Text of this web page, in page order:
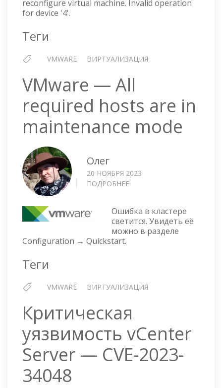
MACHINE
reconfigure virtual machine. Invalid operation
for device '4'.
Теги
VMWARE ВИРТУАЛИЗАЦИЯ
VMware — All
required hosts are in
maintenance mode
Олег
20 НОЯБРЯ 2023
ПОДРОБНЕЕ
ALL
REQUIRED
HOSTS
Ошибка в кластере
светится. Увидеть её
можно в разделе
Configuration → Quickstart.
Теги
VMWARE ВИРТУАЛИЗАЦИЯ
Критическая
уязвимость vCenter
Server — CVE-2023-
34048